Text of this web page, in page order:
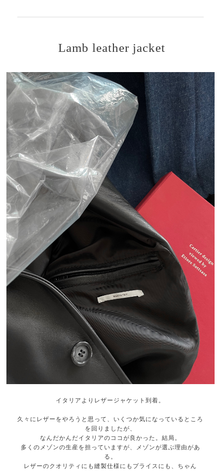
Lamb leather jacket
イタリアよりレザージャケット到着。
久々にレザーをやろうと思って、いくつか気になっているところ
を回りましたが、
なんだかんだイタリアのココが良かった。結局。
多くのメゾンの生産を担っていますが、メゾンが選ぶ理由があ
る。
レザーのクオリティにも縫製仕様にもプライスにも、ちゃん